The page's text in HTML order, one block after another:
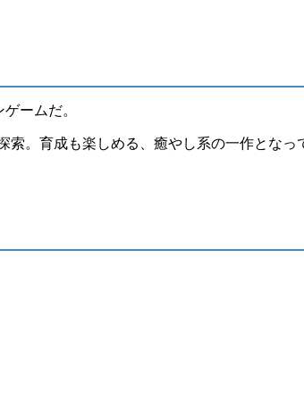
ゲームだ。
索。育成も楽しめる、癒やし系の一作となっ